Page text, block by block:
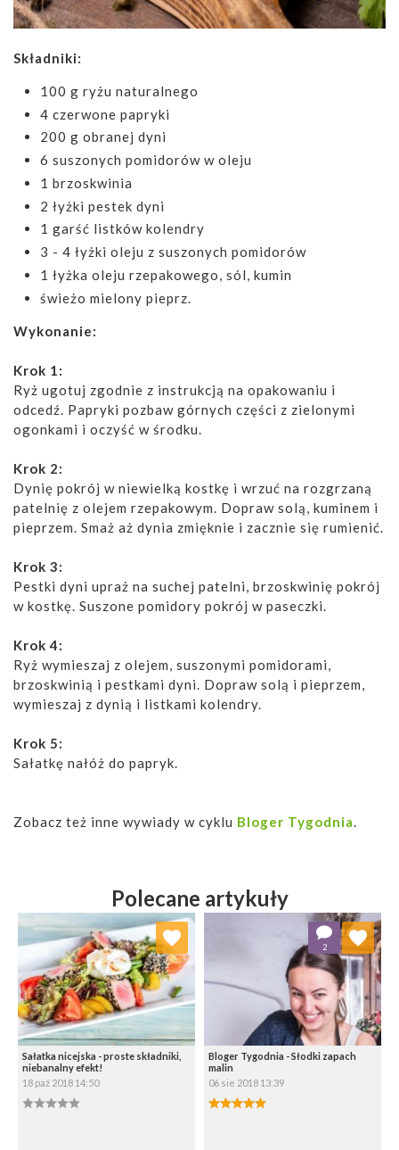
Składniki:
100 g ryżu naturalnego
4 czerwone papryki
200 g obranej dyni
6 suszonych pomidorów w oleju
1 brzoskwinia
2 łyżki pestek dyni
1 garść listków kolendry
3 - 4 łyżki oleju z suszonych pomidorów
1 łyżka oleju rzepakowego, sól, kumin
świeżo mielony pieprz.
Wykonanie:
Krok 1:
Ryż ugotuj zgodnie z instrukcją na opakowaniu i
odcedź. Papryki pozbaw górnych części z zielonymi
ogonkami i oczyść w środku.
Krok 2:
Dynię pokrój w niewielką kostkę i wrzuć na rozgrzaną
patelnię z olejem rzepakowym. Dopraw solą, kuminem i
pieprzem. Smaż aż dynia zmięknie i zacznie się rumienić.
Krok 3:
Pestki dyni upraż na suchej patelni, brzoskwinię pokrój
w kostkę. Suszone pomidory pokrój w paseczki.
Krok 4:
Ryż wymieszaj z olejem, suszonymi pomidorami,
brzoskwinią i pestkami dyni. Dopraw solą i pieprzem,
wymieszaj z dynią i listkami kolendry.
Krok 5:
Sałatkę nałóż do papryk.
Zobacz też inne wywiady w cyklu Bloger Tygodnia
Polecane artykuły
Sałatka nicejska - proste składniki,
niebanalny efekt!
18 paź 2018 14:50
0.00/5
Dodaj do ulubionych
Wybierz listę:
Bloger Tygodnia - Słodki zapach
malin
06 sie 2018 13:39
5.00/5
2
Dodaj do ulubionych
Wybierz listę: